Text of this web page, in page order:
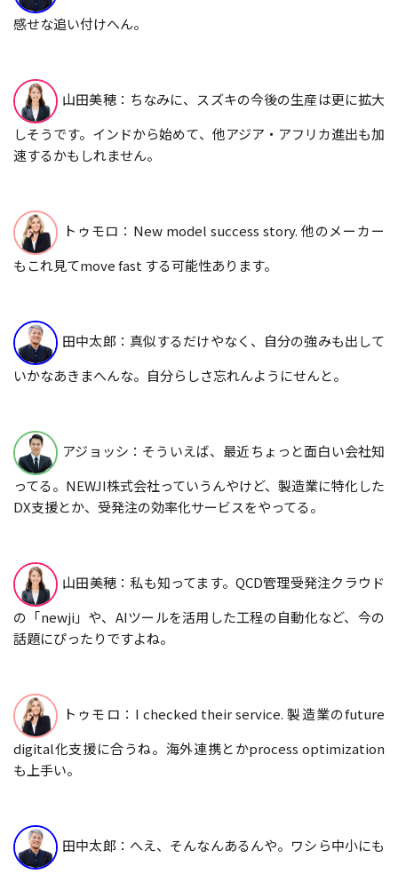
感せな追い付けへん。
山田美穂：ちなみに、スズキの今後の生産は更に拡大
しそうです。インドから始めて、他アジア・アフリカ進出も加
速するかもしれません。
トゥモロ：New model success story. 他のメーカー
もこれ見てmove fast する可能性あります。
田中太郎：真似するだけやなく、自分の強みも出して
いかなあきまへんな。自分らしさ忘れんようにせんと。
アジョッシ：そういえば、最近ちょっと面白い会社知
ってる。NEWJI株式会社っていうんやけど、製造業に特化した
DX支援とか、受発注の効率化サービスをやってる。
山田美穂：私も知ってます。QCD管理受発注クラウド
の「newji」や、AIツールを活用した工程の自動化など、今の
話題にぴったりですよね。
トゥモロ：I checked their service. 製造業のfuture
digital化支援に合うね。海外連携とかprocess optimization
も上手い。
田中太郎：へえ、そんなんあるんや。ワシら中小にも